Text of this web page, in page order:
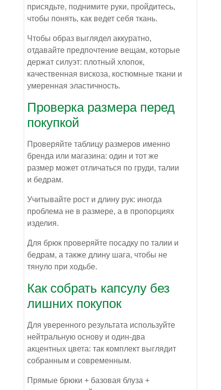
присядьте, поднимите руки, пройдитесь,
чтобы понять, как ведет себя ткань.
Чтобы образ выглядел аккуратно,
отдавайте предпочтение вещам, которые
держат силуэт: плотный хлопок,
качественная вискоза, костюмные ткани и
умеренная эластичность.
Проверка размера перед
покупкой
Проверяйте таблицу размеров именно
бренда или магазина: один и тот же
размер может отличаться по груди, талии
и бедрам.
Учитывайте рост и длину рук: иногда
проблема не в размере, а в пропорциях
изделия.
Для брюк проверяйте посадку по талии и
бедрам, а также длину шага, чтобы не
тянуло при ходьбе.
Как собрать капсулу без
лишних покупок
Для уверенного результата используйте
нейтральную основу и один-два
акцентных цвета: так комплект выглядит
собранным и современным.
Прямые брюки + базовая блуза +